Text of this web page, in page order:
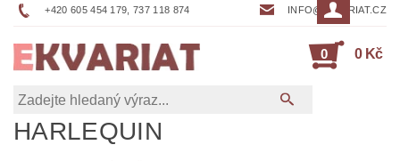
+420 605 454 179, 737 118 874 INFO@EKVARIAT.CZ
0 0 Kč
HARLEQUIN